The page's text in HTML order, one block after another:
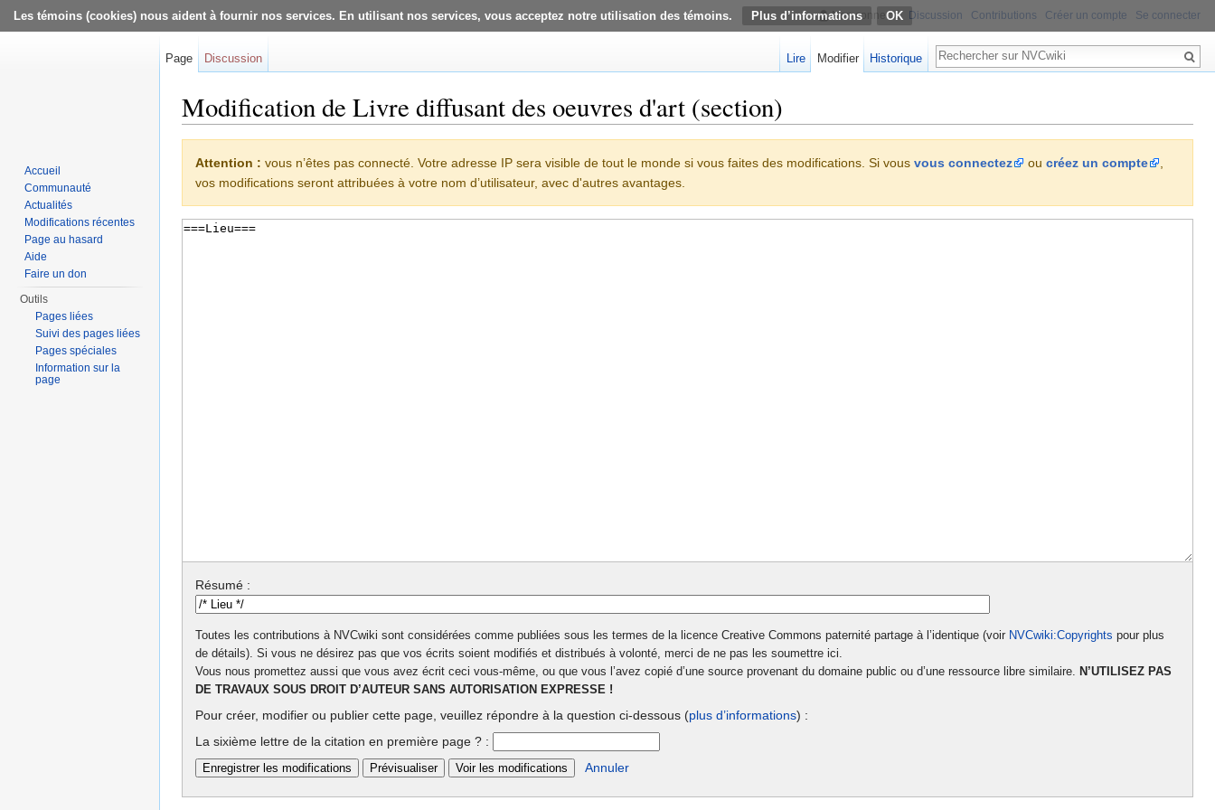
Les témoins (cookies) nous aident à fournir nos services. En utilisant nos services, vous acceptez notre utilisation des témoins. Plus d’informations
Modification de Livre diffusant des oeuvres d'art (section)
Attention : vous n’êtes pas connecté. Votre adresse IP sera visible de tout le monde si vous faites des modifications. Si vous vous connectez ou créez un compte
,
vos modifications seront attribuées à votre nom d’utilisateur, avec d'autres avantages.
Résumé :
Toutes les contributions à NVCwiki sont considérées comme publiées sous les termes de la licence Creative Commons paternité partage à l’identique (voir NVCwiki:Copyrights pour plus
de détails). Si vous ne désirez pas que vos écrits soient modifiés et distribués à volonté, merci de ne pas les soumettre ici.
Vous nous promettez aussi que vous avez écrit ceci vous-même, ou que vous l’avez copié d’une source provenant du domaine public ou d’une ressource libre similaire. N’UTILISEZ PAS
DE TRAVAUX SOUS DROIT D’AUTEUR SANS AUTORISATION EXPRESSE !
Pour créer, modifier ou publier cette page, veuillez répondre à la question ci-dessous (plus d’informations) :
La sixième lettre de la citation en première page ? :
Annuler
Non connecté Discussion Contributions Créer un compte Se connecter
Page Discussion Lire Modifier Historique
Rechercher
Accueil
Communauté
Actualités
Modifications récentes
Page au hasard
Aide
Faire un don
Outils
Pages liées
Suivi des pages liées
Pages spéciales
Information sur la
page